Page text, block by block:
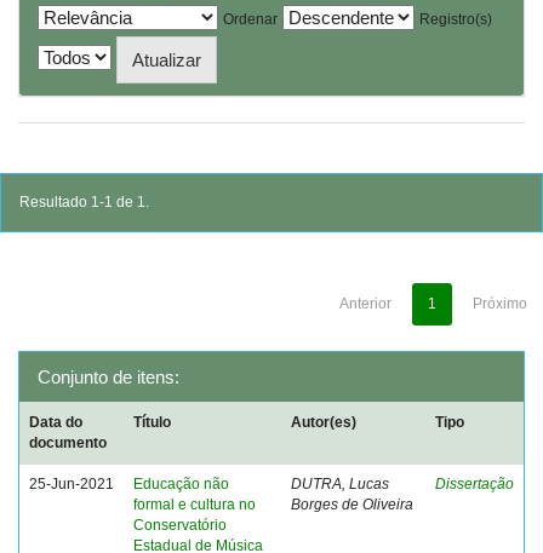
Ordenar
Registro(s)
Resultado 1-1 de 1.
Anterior 1 Próximo
Conjunto de itens:
Data do
documento
Título Autor(es) Tipo
25-Jun-2021
Educação não
formal e cultura no
Conservatório
Estadual de Música
DUTRA, Lucas
Borges de Oliveira
Dissertação